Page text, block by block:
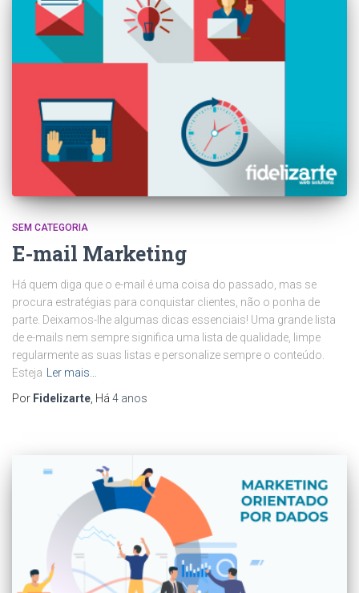
SEM CATEGORIA
E-mail Marketing
Há quem diga que o e-mail é uma coisa do passado, mas se
procura estratégias para conquistar clientes, não o ponha de
parte. Deixamos-lhe algumas dicas essenciais! Uma grande lista
de e-mails nem sempre significa uma lista de qualidade, limpe
regularmente as suas listas e personalize sempre o conteúdo.
Esteja Ler mais…
Por Fidelizarte , Há 4 anos